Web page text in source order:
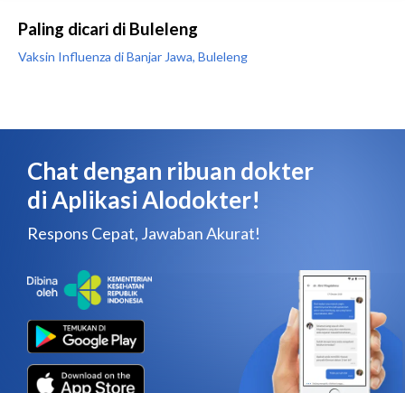
Paling dicari di Buleleng
Vaksin Influenza di Banjar Jawa, Buleleng